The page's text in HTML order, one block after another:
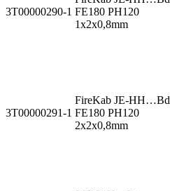
3T00000290-1 FE180 PH120
1x2x0,8mm
3T00000291-1
FireKab JE-HH…Bd
FE180 PH120
2x2x0,8mm